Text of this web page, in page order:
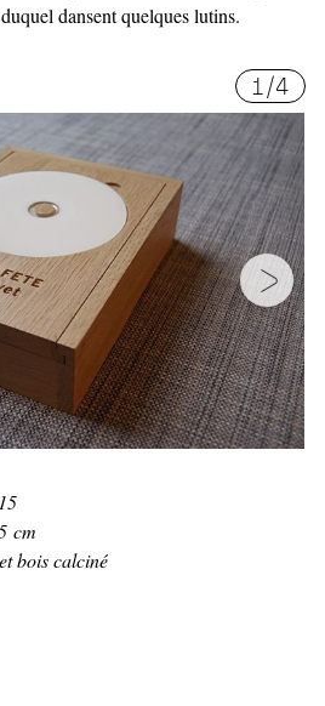
dansent quelques lutins.
1 /4
cm
bois calciné